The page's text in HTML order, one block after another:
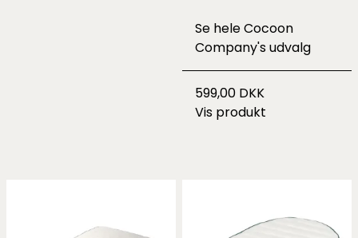
Se heleCocoon
Company's udvalg
599,00 DKK
Vis produkt